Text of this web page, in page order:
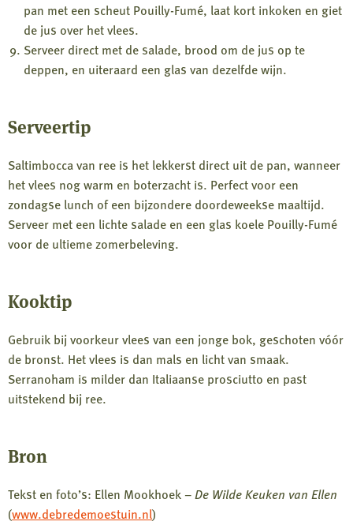
pan met een scheut Pouilly-Fumé, laat kort inkoken en giet
de jus over het vlees.
Serveer direct met de salade, brood om de jus op te
deppen, en uiteraard een glas van dezelfde wijn.
Serveertip
Saltimbocca van ree is het lekkerst direct uit de pan, wanneer
het vlees nog warm en boterzacht is. Perfect voor een
zondagse lunch of een bijzondere doordeweekse maaltijd.
Serveer met een lichte salade en een glas koele Pouilly-Fumé
voor de ultieme zomerbeleving.
Kooktip
Gebruik bij voorkeur vlees van een jonge bok, geschoten vóór
de bronst. Het vlees is dan mals en licht van smaak.
Serranoham is milder dan Italiaanse prosciutto en past
uitstekend bij ree.
Bron
Tekst en foto’s: Ellen Mookhoek –De Wilde Keuken van Ellen
(www.debredemoestuin.nl)